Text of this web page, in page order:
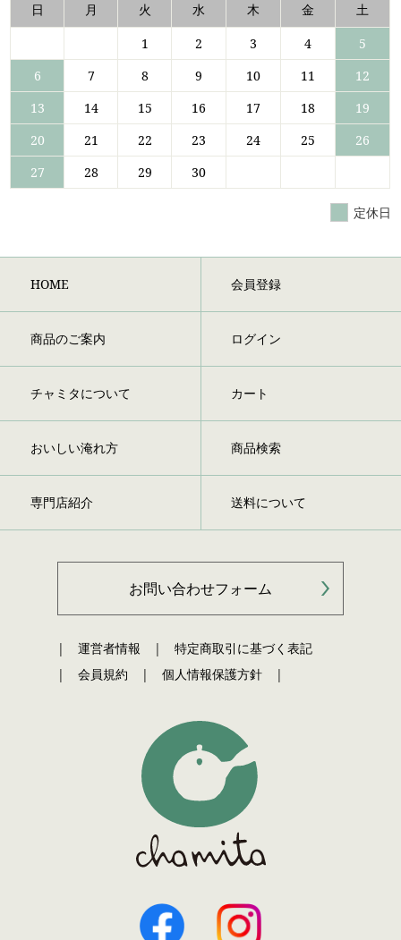
日 月 火 水 木 金
土
1
2 3 4
5
6
7 8 9 10 11
12
13
14 15 16 17 18
19
20
21 22 23 24 25
26
27
28 29 30
定休日
HOME
商品のご案内
チャミタについて
おいしい淹れ方
専門店紹介
会員登録
ログイン
カート
商品検索
送料について
お問い合わせフォーム
運営者情報
特定商取引に基づく表記
会員規約
個人情報保護方針